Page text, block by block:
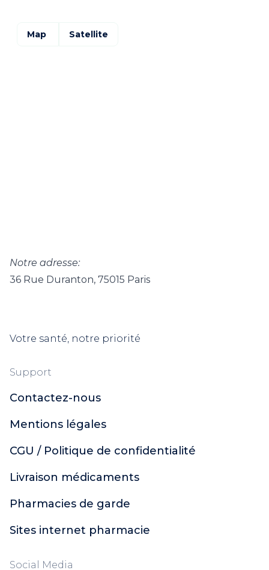
Map Satellite
Notre adresse:
36 Rue Duranton, 75015 Paris
Votre santé, notre priorité
Support
Contactez-nous
Mentions légales
CGU / Politique de confidentialité
Livraison médicaments
Pharmacies de garde
Sites internet pharmacie
Social Media